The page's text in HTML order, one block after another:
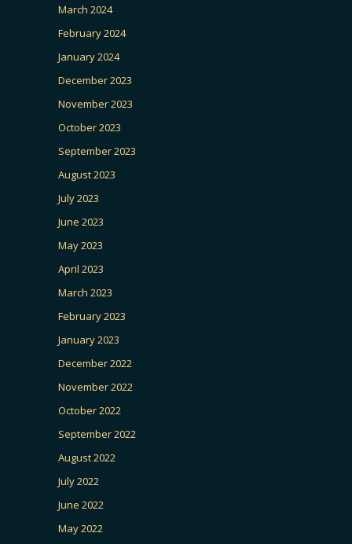
March 2024
February 2024
January 2024
December 2023
November 2023
October 2023
September 2023
August 2023
July 2023
June 2023
May 2023
April 2023
March 2023
February 2023
January 2023
December 2022
November 2022
October 2022
September 2022
August 2022
July 2022
June 2022
May 2022